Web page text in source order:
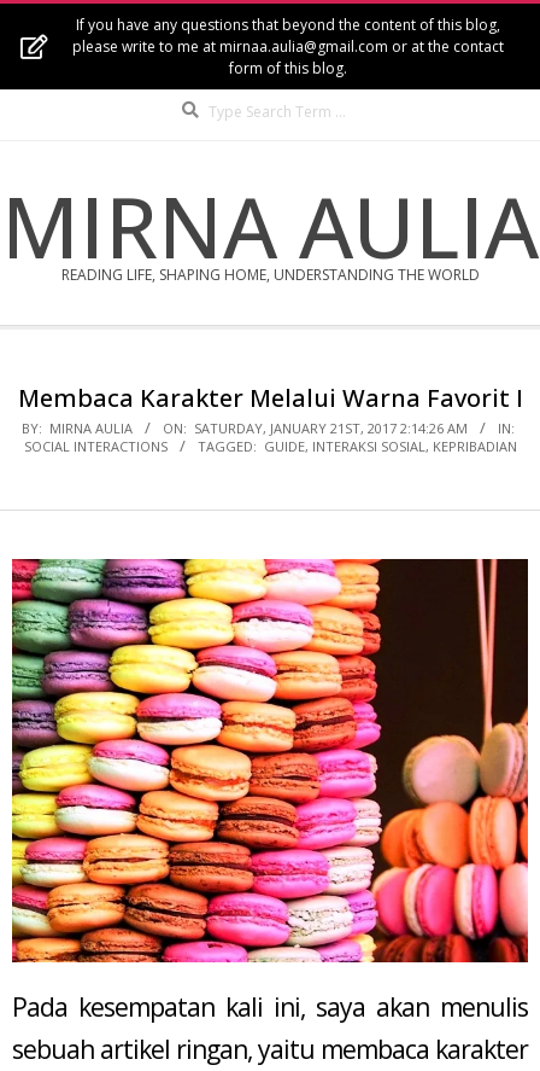
If you have any questions that beyond the content of this blog,
please write to me at mirnaa.aulia@gmail.com or at the contact
form of this blog.
MIRNA AULIA
READING LIFE, SHAPING HOME, UNDERSTANDING THE WORLD
MenuMembaca Karakter Melalui Warna Favorit I
BY: MIRNA AULIA ON: SATURDAY, JANUARY 21ST, 2017 2:14:26 AM
IN:
SOCIAL INTERACTIONS
TAGGED: GUIDE, INTERAKSI SOSIAL, KEPRIBADIAN
Pada kesempatan kali ini, saya akan menulis
sebuah artikel ringan, yaitu membaca karakter